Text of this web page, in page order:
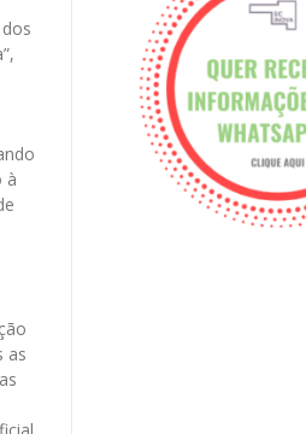
à
as